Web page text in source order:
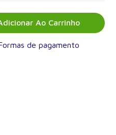
Ao Carrinho
de pagamento